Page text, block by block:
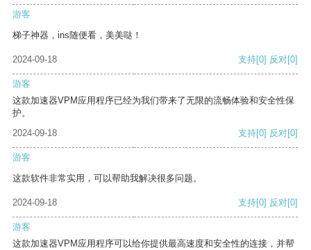
游客
梯子神器，ins随便看，美美哒！
2024-09-18 支持[0] 反对[0]
游客
这款加速器VPM应用程序已经为我们带来了无限的流畅体验和安全性保
护。
2024-09-18
支持[0] 反对[0]
游客
这款软件非常实用，可以帮助我解决很多问题。
2024-09-18 支持[0] 反对[0]
游客
这款加速器VPM应用程序可以给你提供最高速度和安全性的连接，并帮